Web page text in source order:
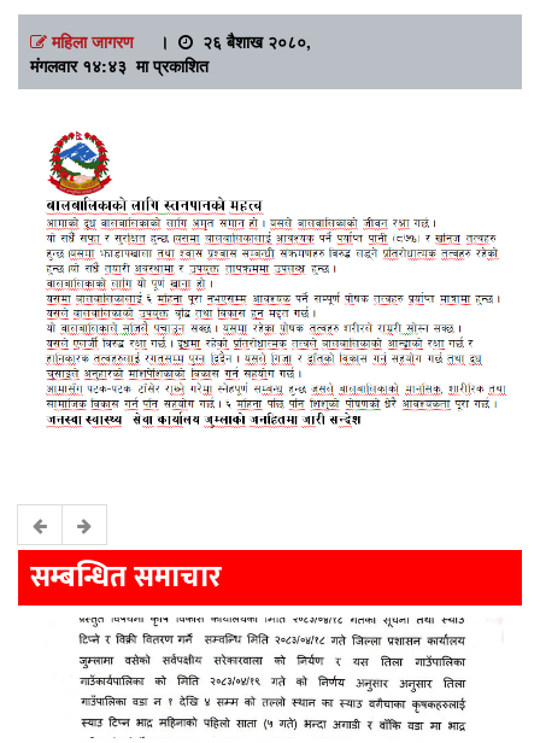
महिला जागरण।
२६ बैशाख २०८०,
मंगलवार १४:४३ मा प्रकाशित
सम्बन्धित समाचार